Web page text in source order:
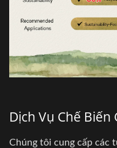
Dịch Vụ Chế Biến
Chúng tôi cung cấp các